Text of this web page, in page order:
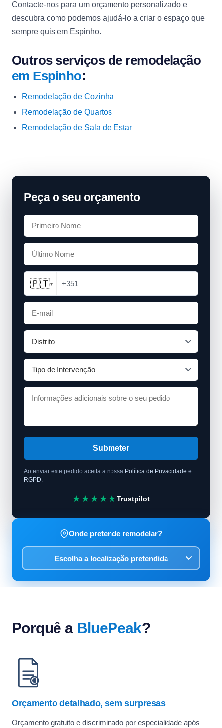
Contacte-nos para um orçamento personalizado e
descubra como podemos ajudá-lo a criar o espaço que
sempre quis em Espinho.
Outros serviços de remodelação
em Espinho:
Remodelação de Cozinha
Remodelação de Quartos
Remodelação de Sala de Estar
Peça o seu orçamento
🇵🇹▾ +351
Submeter
Ao enviar este pedido aceita a nossa Política de Privacidade e
RGPD
★★★★★Trustpilot
Onde pretende remodelar?
Porquê a BluePeak?
Orçamento detalhado, sem surpresas
Orçamento gratuito e discriminado por especialidade após